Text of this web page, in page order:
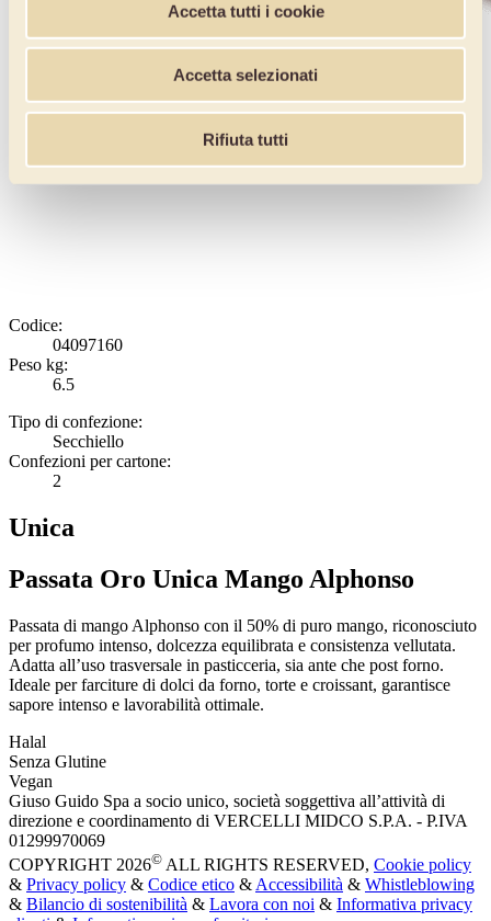
Accetta tutti i cookie
Accetta selezionati
Rifiuta tutti
Codice:
04097160
Peso kg:
6.5
Tipo di confezione:
Secchiello
Confezioni per cartone:
2
Unica
Passata Oro Unica Mango Alphonso
Passata di mango Alphonso con il 50% di puro mango, riconosciuto
per profumo intenso, dolcezza equilibrata e consistenza vellutata.
Adatta all’uso trasversale in pasticceria, sia ante che post forno.
Ideale per farciture di dolci da forno, torte e croissant, garantisce
sapore intenso e lavorabilità ottimale.
Halal
Senza Glutine
Vegan
Giuso Guido Spa a socio unico, società soggettiva all’attività di
direzione e coordinamento di VERCELLI MIDCO S.P.A. - P.IVA
01299970069
COPYRIGHT 2026© ALL RIGHTS RESERVED, Cookie policy
& Privacy policy & Codice etico & Accessibilità & Whistleblowing
& Bilancio di sostenibilità & Lavora con noi & Informativa privacy